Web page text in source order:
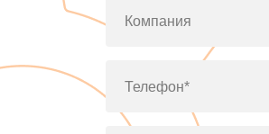
Компания
Телефон*